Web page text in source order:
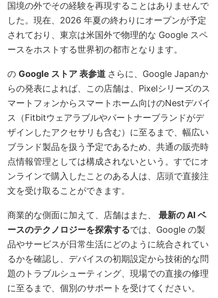
国境の外でその経験を再現することはありませんで
した。現在、2026 年夏の終わりにオープンが予定
されており、東京は米国外で物理的な Google スペ
ースをホストする世界初の都市となります。
の Google ストア 表参道 さらに、Google Japanか
らの発表によれば、この店舗は、Pixelシリーズのス
マートフォンからスマートホーム向けのNestデバイ
ス（Fitbitウェアラブルやパートナーブランドがデ
ザインしたアクセサリも含む）に至るまで、幅広い
ブランド製品を扱う予定であるため、共通の販売時
点情報管理としては構成されないという。すでにオ
ンラインで購入したことのある人は、店頭で直接注
文を受け取ることができます。
商業的な側面に加えて、店舗はまた、 最新の AI ベ
ースのテクノロジーを探索するでは、Google の製
品やサービスが日常生活にどのように統合されてい
るかを確認し、デバイスの初期設定から技術的な問
題のトラブルシューティング、現場での直接の修理
に至るまで、個別のサポートを受けてください。